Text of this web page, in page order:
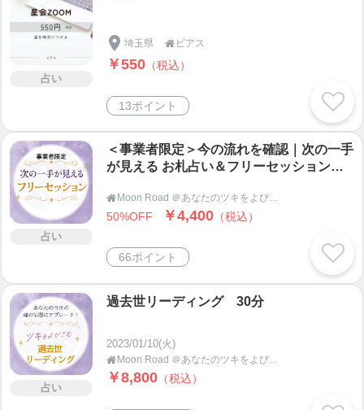
占い
埼玉県  ビアス
￥550 （税込）
13ポイント
占い
＜事業者限定＞今の流れを確認｜次の一手
が見える お札占い＆フリーセッション（3
 Moon Road ＠あなたのツキをよびこむ 月よみ師®いき〜占い・カウンセリング〜
50%OFF ￥4,400 （税込）
66ポイント
占い
過去世リーディング 30分
2023/01/10(火)
 Moon Road ＠あなたのツキをよびこむ 月よみ師®いき〜占い・カウンセリング〜
￥8,800 （税込）